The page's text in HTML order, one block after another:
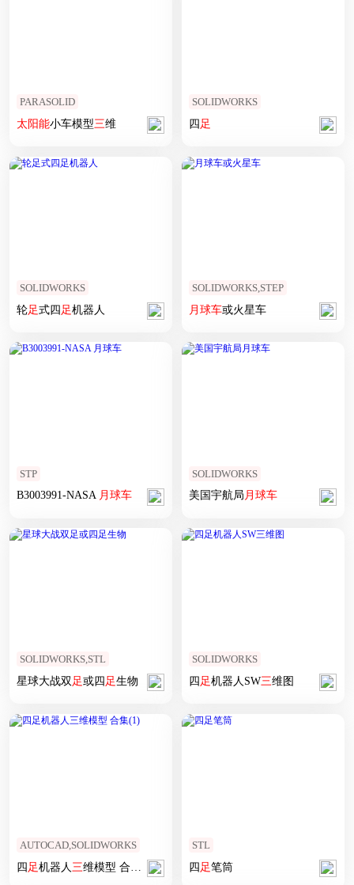
PARASOLID
太阳能小车模型三维
SOLIDWORKS
四足
SOLIDWORKS
轮足式四足机器人
SOLIDWORKS,STEP
月球车或火星车
STP
B3003991-NASA 月球车
SOLIDWORKS
美国宇航局月球车
SOLIDWORKS,STL
星球大战双 足或四足生物
SOLIDWORKS
四足机器人SW三维图
AUTOCAD,SOLIDWORKS
四足机器人 三维模型 合集(1)
STL
四足笔筒